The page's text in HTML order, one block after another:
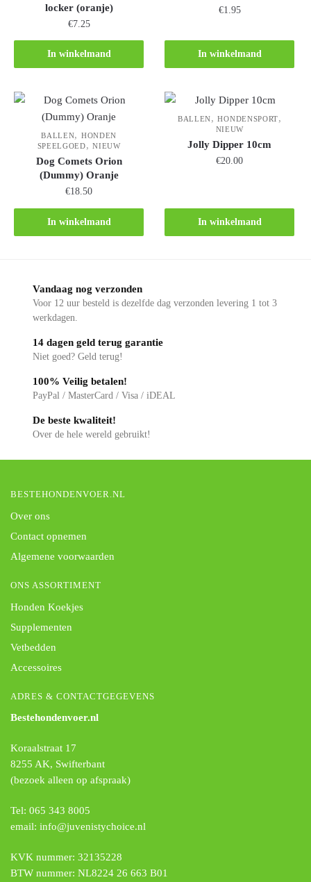
locker (oranje)
€7.25
In winkelmand
€1.95
In winkelmand
BALLEN, HONDEN
SPEELGOED,NIEUW
Dog Comets Orion
(Dummy) Oranje
€18.50
In winkelmand
BALLEN,HONDENSPORT,
NIEUW
Jolly Dipper 10cm
€20.00
In winkelmand
Vandaag nog verzonden
Voor 12 uur besteld is dezelfde dag verzonden levering 1 tot 3
werkdagen.
14 dagen geld terug garantie
Niet goed? Geld terug!
100% Veilig betalen!
PayPal / MasterCard / Visa / iDEAL
De beste kwaliteit!
Over de hele wereld gebruikt!
BESTEHONDENVOER.NL
Over ons
Contact opnemen
Algemene voorwaarden
ONS ASSORTIMENT
Honden Koekjes
Supplementen
Vetbedden
Accessoires
ADRES & CONTACTGEGEVENS
Bestehondenvoer.nl
Koraalstraat 17
8255 AK, Swifterbant
(bezoek alleen op afspraak)
Tel: 065 343 8005
email: info@juvenistychoice.nl
KVK nummer: 32135228
BTW nummer: NL8224 26 663 B01